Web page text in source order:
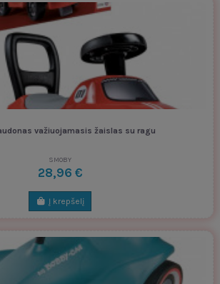
važiuojamasis žaislas su ragu
SMOBY
28,96 €
Į krepšelį